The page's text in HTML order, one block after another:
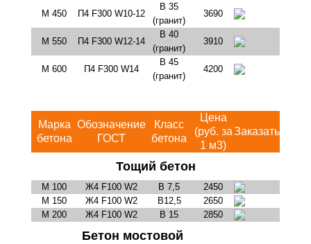
М 450 П4 F300 W10-12
В 35
(гранит)
3690
М 550 П4 F300 W12-14
В 40
(гранит)
3910
М 600 П4 F300 W14
В 45
(гранит)
4200
Марка
бетона
Обозначение
ГОСТ
Класс
бетона
Цена
(руб. за
1 м3)
Заказать
Тощий бетон
М 100 Ж4 F100 W2 В 7,5
2450
М 150
Ж4 F100 W2 В12,5
2650
М 200
Ж4 F100 W2 В 15 2850
Бетон мостовой